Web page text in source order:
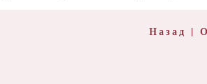
Назад |